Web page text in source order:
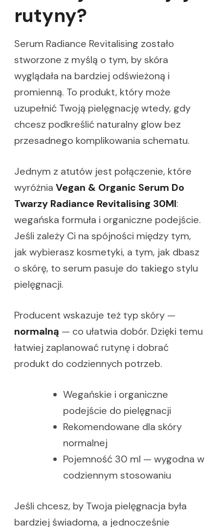
rutyny?
Serum Radiance Revitalising zostało
stworzone z myślą o tym, by skóra
wyglądała na bardziej odświeżoną i
promienną. To produkt, który może
uzupełnić Twoją pielęgnację wtedy, gdy
chcesz podkreślić naturalny glow bez
przesadnego komplikowania schematu.
Jednym z atutów jest połączenie, które
wyróżnia Vegan & Organic Serum Do
Twarzy Radiance Revitalising 30Ml:
wegańska formuła i organiczne podejście.
Jeśli zależy Ci na spójności między tym,
jak wybierasz kosmetyki, a tym, jak dbasz
o skórę, to serum pasuje do takiego stylu
pielęgnacji.
Producent wskazuje też typ skóry —
normalną — co ułatwia dobór. Dzięki temu
łatwiej zaplanować rutynę i dobrać
produkt do codziennych potrzeb.
Wegańskie i organiczne
podejście do pielęgnacji
Rekomendowane dla skóry
normalnej
Pojemność 30 ml — wygodna w
codziennym stosowaniu
Jeśli chcesz, by Twoja pielęgnacja była
bardziej świadoma, a jednocześnie